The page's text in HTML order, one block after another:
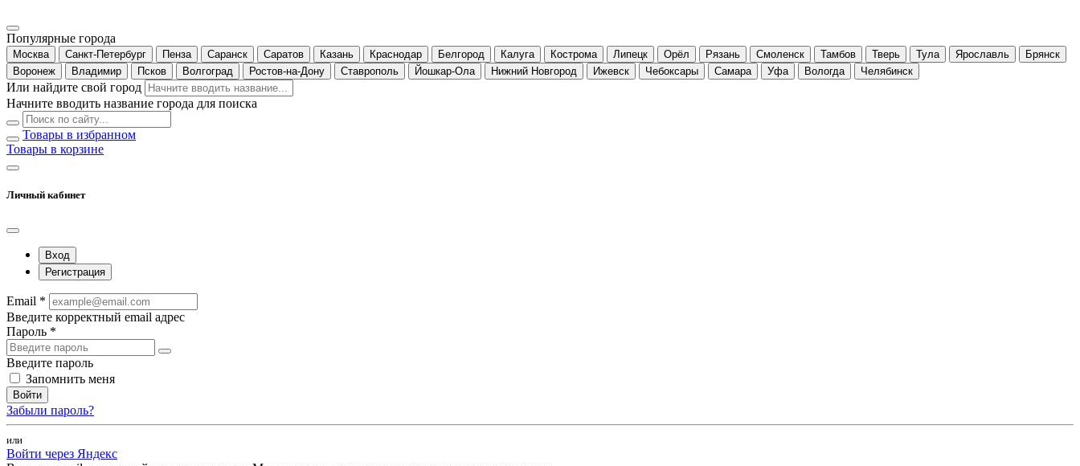
Популярные города
Москва Санкт-Петербург Пенза Саранск Саратов Казань Краснодар Белгород Калуга Кострома Липецк Орёл Рязань Смоленск Тамбов Тверь Тула Ярославль
Брянск
Воронеж
Владимир Псков Волгоград Ростов-на-Дону Ставрополь Йошкар-Ола Нижний Новгород Ижевск Чебоксары Самара Уфа Вологда Челябинск
Или найдите свой город
Начните вводить название города для поиска
Товары в избранном
Товары в корзине
Личный кабинет
Вход
Регистрация
Email *
Введите корректный email адрес
Пароль *
Введите пароль
Запомнить меня
Войти
Забыли пароль?
или
Войти через Яндекс